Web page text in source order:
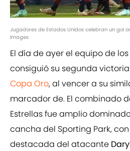
Jugadores de Estados Unidos celebran un gol
Images
El día de ayer el equipo de los
consiguió su segunda
Copa Oro, al vencer a su
marcador de. El combinado
Estrellas fue amplio
cancha del Sporting Park,
destacada del atacante